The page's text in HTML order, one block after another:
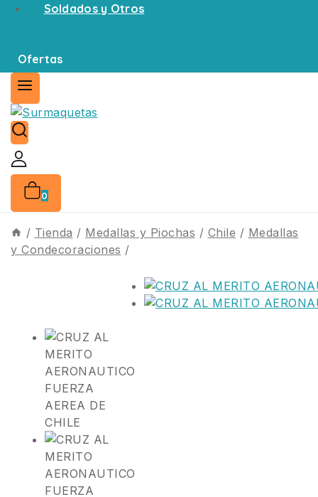
Soldados y Otros
Ofertas
0
/ Tienda / Medallas y Piochas / Chile / Medallas
y Condecoraciones /